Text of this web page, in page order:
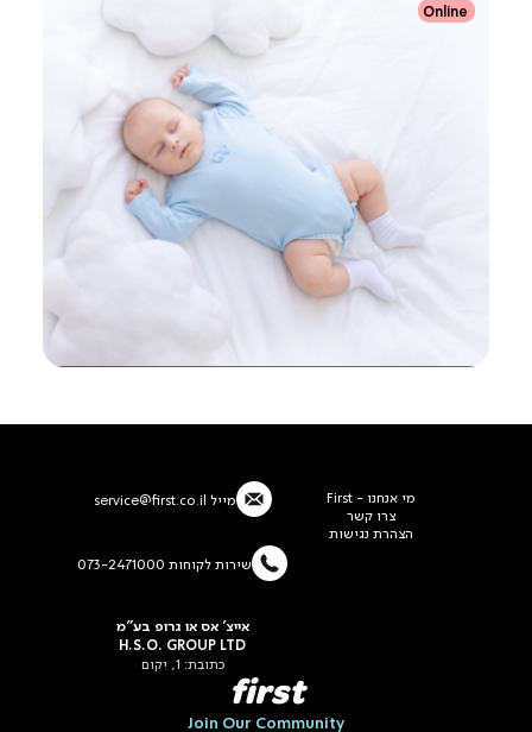
Online
מי אנחנו - First
צרו קשר
הצהרת נגישות
מייל service@first.co.il
שירות לקוחות 073-2471000
אייצ' אס או גרופ בע"מ
H.S.O. GROUP LTD
כתובת: 1, יקום
first
Join Our Community